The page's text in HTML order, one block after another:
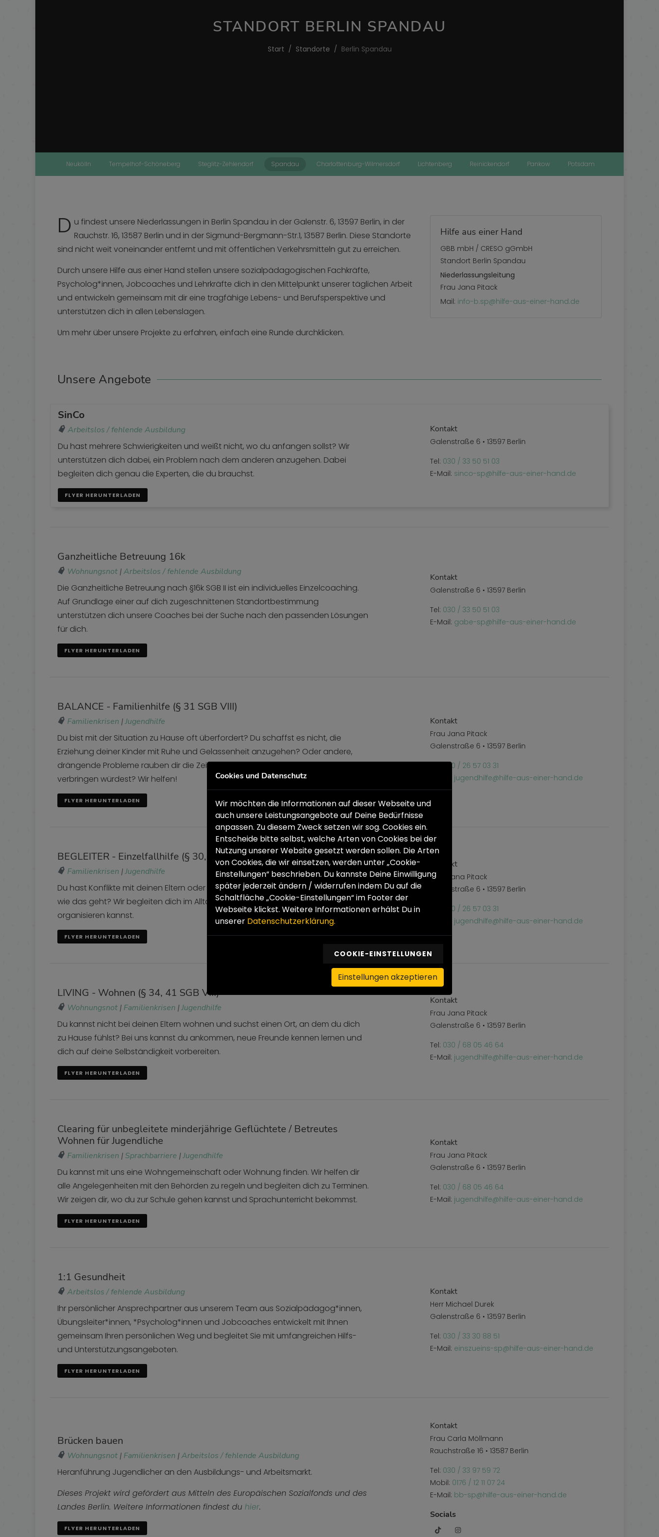
STANDORT BERLIN SPANDAU
Start Standorte Berlin Spandau
Neukölln Tempelhof-Schöneberg Steglitz-Zehlendorf Spandau Charlottenburg-Wilmersdorf Lichtenberg Reinickendorf Pankow Potsdam
D u findest unsere Niederlassungen in Berlin Spandau in der Galenstr. 6, 13597 Berlin, in der
Rauchstr. 16, 13587 Berlin und in der Sigmund-Bergmann-Str.1, 13587 Berlin. Diese Standorte
sind nicht weit voneinander entfernt und mit öffentlichen Verkehrsmitteln gut zu erreichen.
Durch unsere Hilfe aus einer Hand stellen unsere sozialpädagogischen Fachkräfte,
Psycholog*innen, Jobcoaches und Lehrkräfte dich in den Mittelpunkt unserer täglichen Arbeit
und entwickeln gemeinsam mit dir eine tragfähige Lebens- und Berufsperspektive und
unterstützen dich in allen Lebenslagen.
Um mehr über unsere Projekte zu erfahren, einfach eine Runde durchklicken.
Hilfe aus einer Hand
GBB mbH / CRESO gGmbH
Standort Berlin Spandau
Niederlassungsleitung
Frau Jana Pitack
Mail: info-b.sp@hilfe-aus-einer-hand.de
Unsere Angebote
SinCo
Arbeitslos / fehlende Ausbildung
Du hast mehrere Schwierigkeiten und weißt nicht, wo du anfangen sollst? Wir
unterstützen dich dabei, ein Problem nach dem anderen anzugehen. Dabei
begleiten dich genau die Experten, die du brauchst.
FLYER HERUNTERLADEN
Kontakt
Galenstraße 6 • 13597 Berlin
Tel: 030 / 33 50 51 03
E-Mail: sinco-sp@hilfe-aus-einer-hand.de
Ganzheitliche Betreuung 16k
Wohnungsnot |Arbeitslos / fehlende Ausbildung
Die Ganzheitliche Betreuung nach §16k SGB II ist ein individuelles Einzelcoaching.
Auf Grundlage einer auf dich zugeschnittenen Standortbestimmung
unterstützen dich unsere Coaches bei der Suche nach den passenden Lösungen
für dich.
FLYER HERUNTERLADEN
Kontakt
Galenstraße 6 • 13597 Berlin
Tel: 030 / 33 50 51 03
E-Mail: gabe-sp@hilfe-aus-einer-hand.de
BALANCE - Familienhilfe (§ 31 SGB VIII)
Familienkrisen |Jugendhilfe
Du bist mit der Situation zu Hause oft überfordert? Du schaffst es nicht, die
Erziehung deiner Kinder mit Ruhe und Gelassenheit anzugehen? Oder andere,
drängende Probleme rauben dir die Zeit, die du lieber mit deinen Kindern
verbringen würdest? Wir helfen!
FLYER HERUNTERLADEN
Kontakt
Frau Jana Pitack
Galenstraße 6 • 13597 Berlin
030 / 26 57 03 31
jugendhilfe@hilfe-aus-einer-hand.de
BEGLEITER - Einzelfallhilfe (§ 30, 35 SGB VIII)
Familienkrisen |Jugendhilfe
Du hast Konflikte mit deinen Eltern oder lebst alleine und weißt noch nicht genau,
wie das geht? Wir begleiten dich im Alltag, so dass du selbstständig dein Leben
organisieren kannst.
FLYER HERUNTERLADEN
Kontakt
Frau Jana Pitack
Galenstraße 6 • 13597 Berlin
030 / 26 57 03 31
jugendhilfe@hilfe-aus-einer-hand.de
LIVING - Wohnen (§ 34, 41 SGB VIII)
Wohnungsnot | Familienkrisen |Jugendhilfe
Du kannst nicht bei deinen Eltern wohnen und suchst einen Ort, an dem du dich
zu Hause fühlst? Bei uns kannst du ankommen, neue Freunde kennen lernen und
dich auf deine Selbständigkeit vorbereiten.
FLYER HERUNTERLADEN
Kontakt
Frau Jana Pitack
Galenstraße 6 • 13597 Berlin
Tel: 030 / 68 05 46 64
E-Mail: jugendhilfe@hilfe-aus-einer-hand.de
Clearing für unbegleitete minderjährige Geflüchtete / Betreutes
Wohnen für Jugendliche
Familienkrisen |Sprachbarriere |Jugendhilfe
Du kannst mit uns eine Wohngemeinschaft oder Wohnung finden. Wir helfen dir
alle Angelegenheiten mit den Behörden zu regeln und begleiten dich zu Terminen.
Wir zeigen dir, wo du zur Schule gehen kannst und Sprachunterricht bekommst.
FLYER HERUNTERLADEN
Kontakt
Frau Jana Pitack
Galenstraße 6 • 13597 Berlin
Tel: 030 / 68 05 46 64
E-Mail: jugendhilfe@hilfe-aus-einer-hand.de
1:1 Gesundheit
Arbeitslos / fehlende Ausbildung
Ihr persönlicher Ansprechpartner aus unserem Team aus Sozialpädagog*innen,
Übungsleiter*innen, *Psycholog*innen und Jobcoaches entwickelt mit Ihnen
gemeinsam Ihren persönlichen Weg und begleitet Sie mit umfangreichen Hilfs-
und Unterstützungsangeboten.
FLYER HERUNTERLADEN
Kontakt
Herr Michael Durek
Galenstraße 6 • 13597 Berlin
Tel: 030 / 33 30 88 51
E-Mail: einszueins-sp@hilfe-aus-einer-hand.de
Brücken bauen
Wohnungsnot | Familienkrisen |Arbeitslos / fehlende Ausbildung
Heranführung Jugendlicher an den Ausbildungs- und Arbeitsmarkt.
Dieses Projekt wird gefördert aus Mitteln des Europäischen Sozialfonds und des
Landes Berlin. Weitere Informationen findest du hier.
FLYER HERUNTERLADEN
Kontakt
Frau Carla Möllmann
Rauchstraße 16 • 13587 Berlin
Tel: 030 / 33 97 59 72
Mobil: 0176 / 12 11 07 24
E-Mail: bb-sp@hilfe-aus-einer-hand.de
Socials
Cookies und Datenschutz
Wir möchten die Informationen auf dieser Webseite und
auch unsere Leistungsangebote auf Deine Bedürfnisse
anpassen. Zu diesem Zweck setzen wir sog. Cookies ein.
Entscheide bitte selbst, welche Arten von Cookies bei der
Nutzung unserer Website gesetzt werden sollen. Die Arten
von Cookies, die wir einsetzen, werden unter „Cookie-
Einstellungen“ beschrieben. Du kannste Deine Einwilligung
später jederzeit ändern / widerrufen indem Du auf die
Schaltfläche „Cookie-Einstellungen“ im Footer der
Webseite klickst. Weitere Informationen erhälst Du in
unserer Datenschutzerklärung.
COOKIE-EINSTELLUNGEN
Einstellungen akzeptieren